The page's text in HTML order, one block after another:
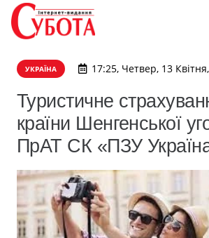
УКРАЇНА 17:25, Четвер, 13
Туристичне
країни Шенгенської
ПрАТ СК «ПЗУ